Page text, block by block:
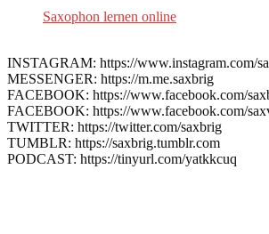
Saxophon lernen online
INSTAGRAM: https://www.instagram.com/
MESSENGER: https://m.me.saxbrig
FACEBOOK: https://www.facebook.com/
FACEBOOK: https://www.facebook.com/
TWITTER: https://twitter.com/saxbrig
TUMBLR: https://saxbrig.tumblr.com
PODCAST: https://tinyurl.com/yatkkcuq